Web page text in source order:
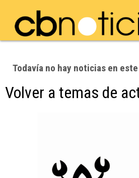
Todavía no hay noticias en
Volver a temas de